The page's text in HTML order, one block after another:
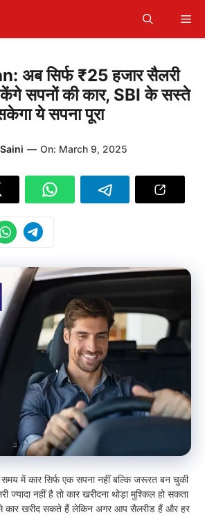
अब सिर्फ ₹25 हजार सैलरी
सपनों की कार, SBI के सस्ते
ये सपना पूरा
— On: March 9, 2025
में कार सिर्फ एक सपना नहीं बल्कि जरूरत बन चुकी
नहीं है तो कार खरीदना थोड़ा मुश्किल हो सकता
कार खरीद सकते हैं लेकिन अगर आप सैलरीड हैं और हर